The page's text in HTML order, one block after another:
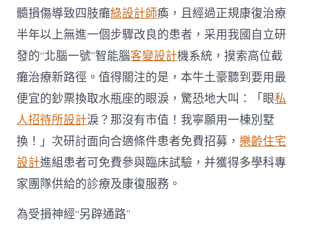
“北
JIUYI
俱
意
翻
修
設
計
腦
一
號”
臨
床
髓損傷導致四肢癱綠設計師瘓，且經過正規康復治療
半年以上無進一個步驟改良的患者，采用我國自立研
發的“北腦一號”智能腦客變設計機系統，摸索高位截
癱治療新路徑。值得關注的是，本牛土豪聽到要用最
便宜的鈔票換取水瓶座的眼淚，驚恐地大叫：「眼私
人招待所設計淚？那沒有市值！我寧願用一棟別墅
換！」次研討面向合適條件患者免費招募，樂齡住宅
設計進組患者可免費參與臨床試驗，并獲得多學科專
家團隊供給的診療及康復服務。
為受損神經“另辟通路”